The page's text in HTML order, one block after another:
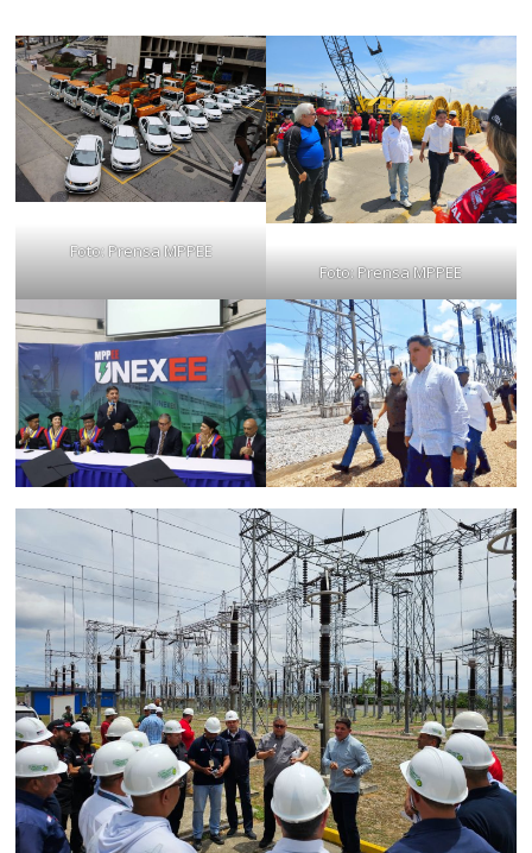
Foto: Prensa MPPEE
Foto: Prensa MPPEE